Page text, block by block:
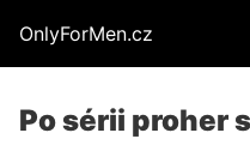
OnlyForMen.cz
Po sérii proher